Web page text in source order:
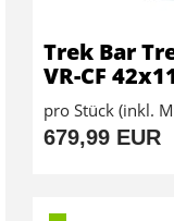
Trek Bar
VR-CF
pro Stück (inkl.
679,99 EUR